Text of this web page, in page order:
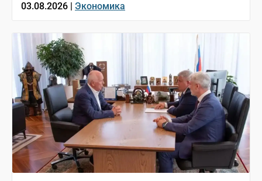
03.08.2026 | Экономика